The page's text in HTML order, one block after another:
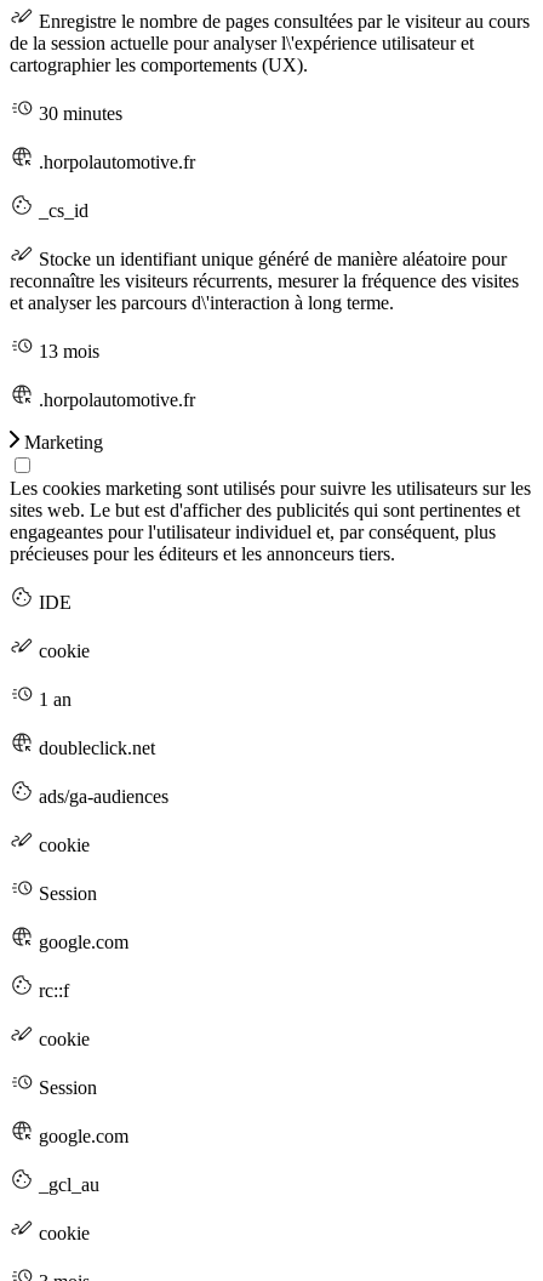
Enregistre le nombre de pages consultées par le visiteur au cours
de la session actuelle pour analyser l\'expérience utilisateur et
cartographier les comportements (UX).
30 minutes
.horpolautomotive.fr
_cs_id
Stocke un identifiant unique généré de manière aléatoire pour
reconnaître les visiteurs récurrents, mesurer la fréquence des visites
et analyser les parcours d\'interaction à long terme.
13 mois
.horpolautomotive.fr
Marketing
Les cookies marketing sont utilisés pour suivre les utilisateurs sur les
sites web. Le but est d'afficher des publicités qui sont pertinentes et
engageantes pour l'utilisateur individuel et, par conséquent, plus
précieuses pour les éditeurs et les annonceurs tiers.
IDE
cookie
1 an
doubleclick.net
ads/ga-audiences
cookie
Session
google.com
rc::f
cookie
Session
google.com
_gcl_au
cookie